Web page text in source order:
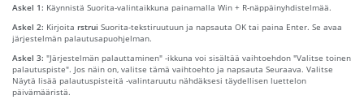
Askel 1: Käynnistä Suorita-valintaikkuna painamalla Win + R-näppäinyhdistelmää.
Askel 2: Kirjoita rstrui Suorita-tekstiruutuun ja napsauta OK tai paina Enter. Se avaa
järjestelmän palautusapuohjelman.
Askel 3: "Järjestelmän palauttaminen" -ikkuna voi sisältää vaihtoehdon "Valitse toinen
palautuspiste". Jos näin on, valitse tämä vaihtoehto ja napsauta Seuraava. Valitse
Näytä lisää palautuspisteitä -valintaruutu nähdäksesi täydellisen luettelon
päivämääristä.